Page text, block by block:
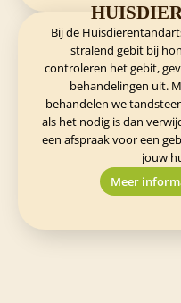
Bij de
stralend gebit bij
controleren het gebit,
behandelingen uit.
behandelen we
als het nodig is dan
een afspraak voor een
jouw
Meer